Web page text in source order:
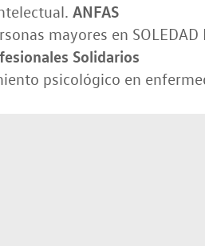
ANFAS
mayores en SOLEDAD
Solidarios
psicológico en